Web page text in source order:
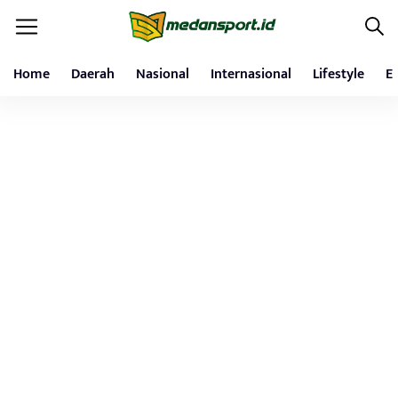
Home Daerah Nasional Internasional Lifestyle